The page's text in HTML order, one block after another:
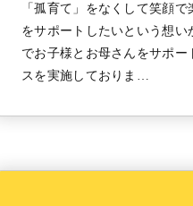
「孤育て」をなくして笑顔で
をサポートしたいという想い
でお子様とお母さんをサポー
スを実施しておりま…